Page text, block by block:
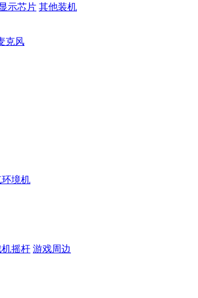
显示芯片 其他装机
克风
环境机
摇杆 游戏周边